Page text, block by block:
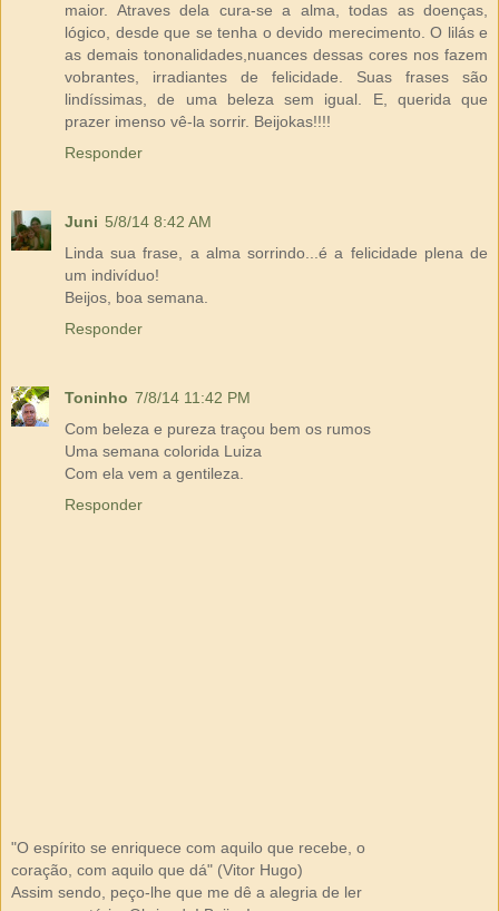
maior. Atraves dela cura-se a alma, todas as doenças,
lógico, desde que se tenha o devido merecimento. O lilás e
as demais tononalidades,nuances dessas cores nos fazem
vobrantes, irradiantes de felicidade. Suas frases são
lindíssimas, de uma beleza sem igual. E, querida que
prazer imenso vê-la sorrir. Beijokas!!!!
Responder
Juni 5/8/14 8:42 AM
Linda sua frase, a alma sorrindo...é a felicidade plena de
um indivíduo!
Beijos, boa semana.
Responder
Toninho 7/8/14 11:42 PM
Com beleza e pureza traçou bem os rumos
Uma semana colorida Luiza
Com ela vem a gentileza.
Responder
"O espírito se enriquece com aquilo que recebe, o
coração, com aquilo que dá" (Vitor Hugo)
Assim sendo, peço-lhe que me dê a alegria de ler